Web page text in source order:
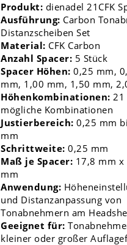
Produkt: dienadel 21CFK
Ausführung: Carbon
Distanzscheiben Set
Material: CFK Carbon
Anzahl Spacer: 5 Stück
Spacer Höhen: 0,25 mm,
mm, 1,00 mm, 1,50 mm,
Höhenkombinationen: 21
mögliche Kombinationen
Justierbereich: 0,25 mm
mm
Schrittweite: 0,25 mm
Maß je Spacer: 17,8 mm x
mm
Anwendung:
und Distanzanpassung von
Tonabnehmern am
Geeignet für:
kleiner oder großer